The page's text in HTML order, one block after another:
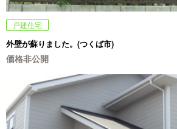
戸建住宅
外壁が蘇りました。(つくば市)
価格非公開